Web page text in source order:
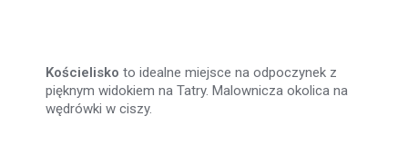
Kościelisko to idealne miejsce na odpoczynek z
pięknym widokiem na Tatry. Malownicza okolica na
wędrówki w ciszy.